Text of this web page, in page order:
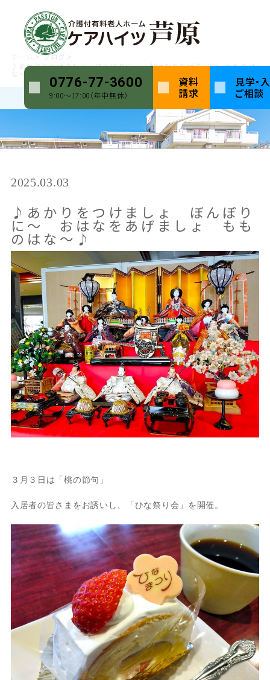
0776-77-3600
9:00〜17:00（年中無休）
資料
請求
見学・
ご相談
ブログ
♪あかりをつけましょ ぼんぼりに～ おはなをあげましょ もものは
な～♪
2025.03.03
♪あかりをつけましょ ぼんぼり
に～ おはなをあげましょ もも
のはな～♪
３月３日は「桃の節句」
入居者の皆さまをお誘いし、「ひな祭り会」を開催。